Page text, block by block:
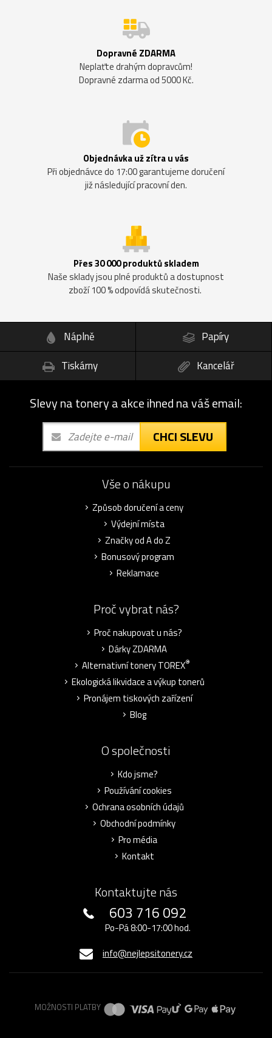
Dopravné ZDARMA
Neplaťte drahým dopravcům!
Dopravné zdarma od 5000 Kč.
Objednávka už zítra u vás
Při objednávce do 17:00 garantujeme doručení
již následující pracovní den.
Přes 30 000 produktů skladem
Naše sklady jsou plné produktů a dostupnost
zboží 100 % odpovídá skutečnosti.
Náplně
Papíry
Tiskárny
Kancelář
Slevy na tonery a akce ihned na váš email:
CHCI SLEVU
Vše o nákupu
Způsob doručení a ceny
Výdejní místa
Značky od A do Z
Bonusový program
Reklamace
Proč vybrat nás?
Proč nakupovat u nás?
Dárky ZDARMA
Alternativní tonery TOREX®
Ekologická likvidace a výkup tonerů
Pronájem tiskových zařízení
Blog
O společnosti
Kdo jsme?
Používání cookies
Ochrana osobních údajů
Obchodní podmínky
Pro média
Kontakt
Kontaktujte nás
603 716 092
Po-Pá 8:00-17:00 hod.
info@nejlepsitonery.cz
MOŽNOSTI PLATBY